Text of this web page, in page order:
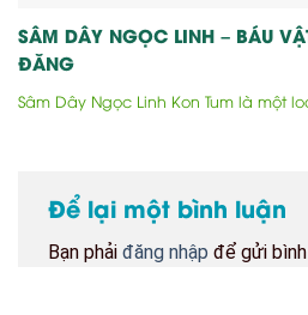
SÂM DÂY NGỌC LINH – BÁU
ĐĂNG
Sâm Dây Ngọc Linh Kon Tum là một
Để lại một bình luận
Bạn phải đăng nhập để gửi bình